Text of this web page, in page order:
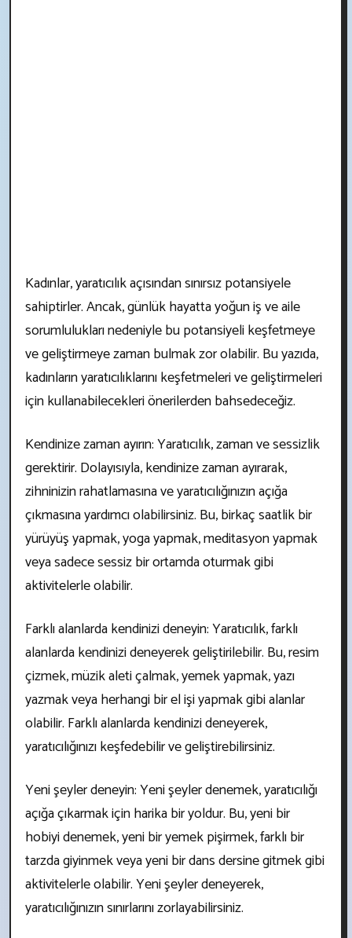
Kadınlar, yaratıcılık açısından sınırsız potansiyele
sahiptirler. Ancak, günlük hayatta yoğun iş ve aile
sorumlulukları nedeniyle bu potansiyeli keşfetmeye
ve geliştirmeye zaman bulmak zor olabilir. Bu yazıda,
kadınların yaratıcılıklarını keşfetmeleri ve geliştirmeleri
için kullanabilecekleri önerilerden bahsedeceğiz.
Kendinize zaman ayırın: Yaratıcılık, zaman ve sessizlik
gerektirir. Dolayısıyla, kendinize zaman ayırarak,
zihninizin rahatlamasına ve yaratıcılığınızın açığa
çıkmasına yardımcı olabilirsiniz. Bu, birkaç saatlik bir
yürüyüş yapmak, yoga yapmak, meditasyon yapmak
veya sadece sessiz bir ortamda oturmak gibi
aktivitelerle olabilir.
Farklı alanlarda kendinizi deneyin: Yaratıcılık, farklı
alanlarda kendinizi deneyerek geliştirilebilir. Bu, resim
çizmek, müzik aleti çalmak, yemek yapmak, yazı
yazmak veya herhangi bir el işi yapmak gibi alanlar
olabilir. Farklı alanlarda kendinizi deneyerek,
yaratıcılığınızı keşfedebilir ve geliştirebilirsiniz.
Yeni şeyler deneyin: Yeni şeyler denemek, yaratıcılığı
açığa çıkarmak için harika bir yoldur. Bu, yeni bir
hobiyi denemek, yeni bir yemek pişirmek, farklı bir
tarzda giyinmek veya yeni bir dans dersine gitmek gibi
aktivitelerle olabilir. Yeni şeyler deneyerek,
yaratıcılığınızın sınırlarını zorlayabilirsiniz.